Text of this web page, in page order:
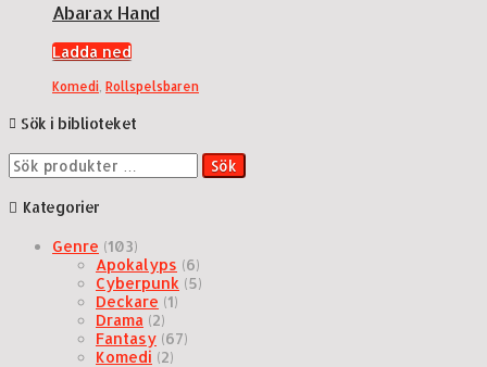
Abarax Hand
Ladda ned
Komedi Rollspelsbaren
Sök i biblioteket
Sök
efter:
Sök
Kategorier
Genre (103)
Apokalyps (6)
Cyberpunk (5)
Deckare (1)
Drama (2)
Fantasy (67)
Komedi (2)